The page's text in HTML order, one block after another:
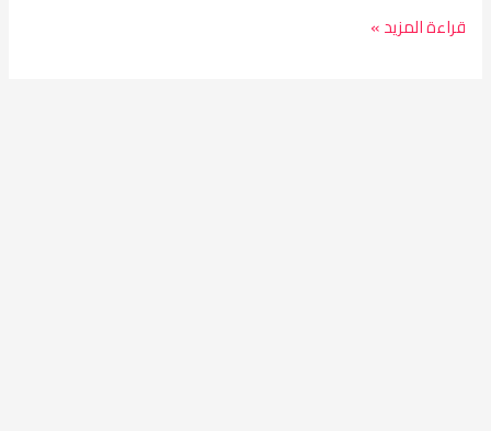
قراءة المزيد »